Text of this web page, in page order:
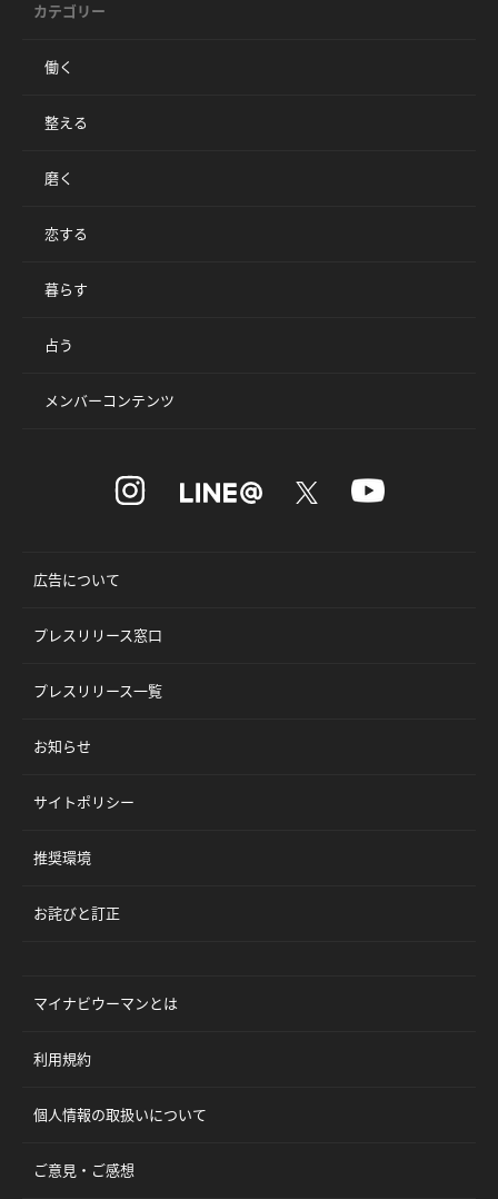
カテゴリー
働く
整える
磨く
恋する
暮らす
占う
メンバーコンテンツ
広告について
プレスリリース窓口
プレスリリース一覧
お知らせ
サイトポリシー
推奨環境
お詫びと訂正
マイナビウーマンとは
利用規約
個人情報の取扱いについて
ご意見・ご感想